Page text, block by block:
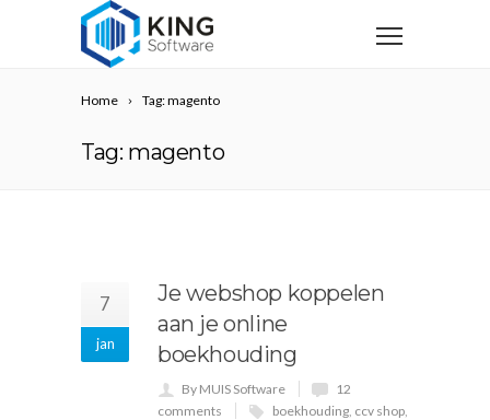
Home Tag: magento
Tag: magento
7
jan
Je webshop koppelen
aan je online
boekhouding
By MUIS Software
12
comments
boekhouding, ccv shop,